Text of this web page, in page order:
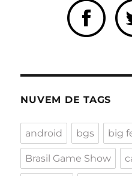
NUVEM DE TAGS
android bgs big
Brasil Game Show